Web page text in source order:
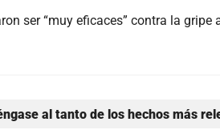
ser “muy eficaces” contra la gripe
al tanto de los hechos más